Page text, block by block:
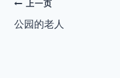
文
章
上一页
公园的老人